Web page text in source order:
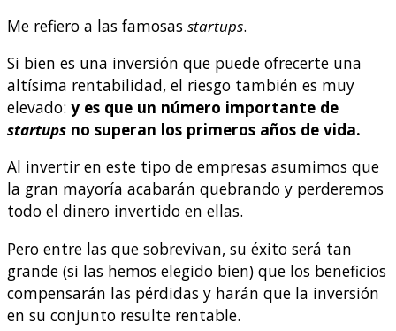
Me refiero a las famosas startups.
Si bien es una inversión que puede ofrecerte una
altísima rentabilidad, el riesgo también es muy
elevado: y es que un número importante de
startups no superan los primeros años de vida.
Al invertir en este tipo de empresas asumimos que
la gran mayoría acabarán quebrando y perderemos
todo el dinero invertido en ellas.
Pero entre las que sobrevivan, su éxito será tan
grande (si las hemos elegido bien) que los beneficios
compensarán las pérdidas y harán que la inversión
en su conjunto resulte rentable.